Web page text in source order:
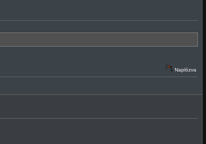
Naplózva